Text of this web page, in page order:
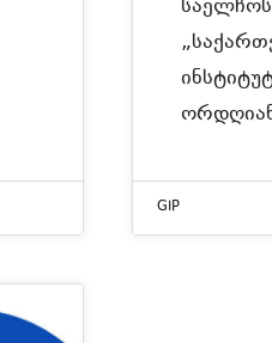
GIP